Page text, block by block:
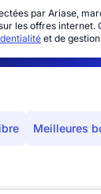
par Ariase,
les offres internet.
et de
Meilleures